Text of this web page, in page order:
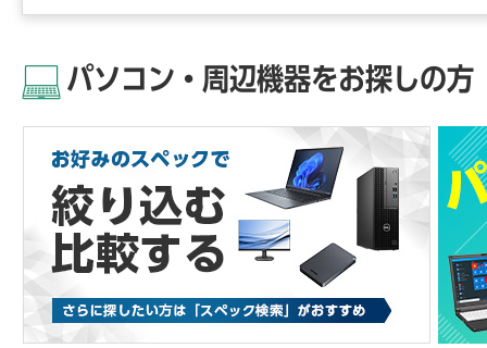
パソコン・周辺機器をお探しの方